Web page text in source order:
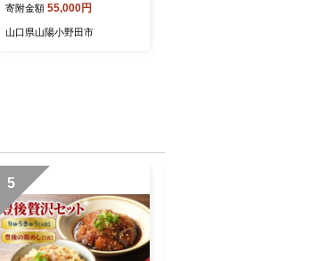
グ 小型 トートバッグ かば
ん 本革 レザー 革製品 贈り
寄附金額 55,000円
山口県山陽小野田市
5